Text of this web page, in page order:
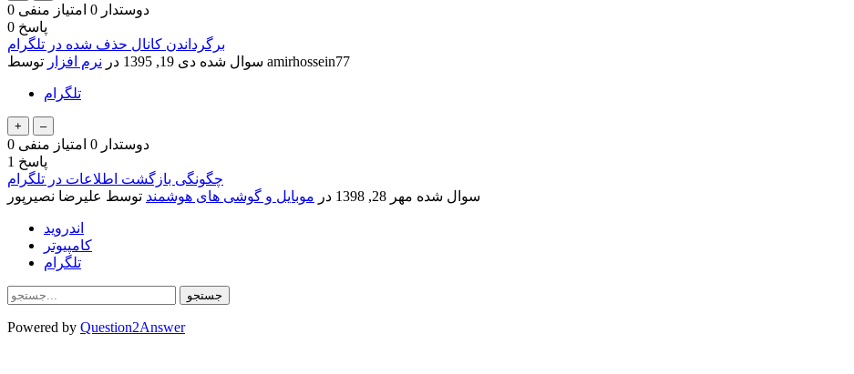
0 دوستدار 0 امتیاز منفی
0 پاسخ
برگرداندن کانال حذف شده در تلگرام
سوال شده دی 19, 1395 در نرم افزار amirhossein77
تلگرام
0 دوستدار 0 امتیاز منفی
1 پاسخ
چگونگی بازگشت اطلاعات در تلگرام
سوال شده مهر 28, 1398 در موبایل و گوشی های هوشمند توسط علیرضا نصیرپور
اندروید
کامپیوتر
تلگرام
Powered by Question2Answer